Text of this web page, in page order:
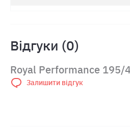
Відгуки (0)
Royal Performance 195/
Залишити відгук